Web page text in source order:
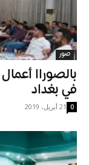
صور
بالصوراا
في بغداد
21 أبريل، 2019 0